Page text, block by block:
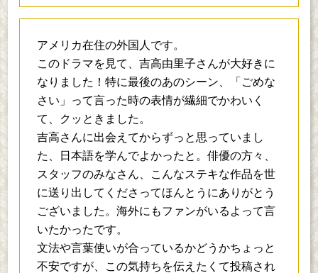
アメリカ在住の外国人です。
このドラマを見て、吉高由里子さんが大好きに
なりました！特に最後のあのシーン、「ごめな
さい」って言った時の表情が繊細でかわいく
て、クッときました。
吉高さんに出会えてからずっと思っていまし
た、日本語を学んでよかったと。俳優の方々、
スタッフのみなさん、こんなステキな作品を世
に送り出してくださってほんとうにありがとう
ございました。海外にもファンがいるよって言
いたかったです。
文法や言葉使いが合っているかどうかちょっと
不安ですが、この気持ちを伝えたくて投稿され